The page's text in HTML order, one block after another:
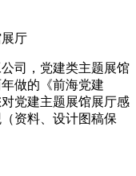
司，党建类主题展馆
做的《前海党建
党建主题展馆展厅感
资料、设计图稿保